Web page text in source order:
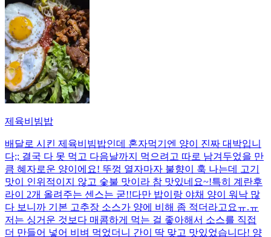
제육비빔밥
배달로 시킨 제육비빔밥인데 혼자먹기엔 양이 진짜 대박입니
다;; 결국 다 못 먹고 다음날까지 먹으려고 따로 남겨두었을 만
큼 혜자로운 양이에요! 뚜껑 열자마자 불향이 훅 나는데 고기
맛이 인위적이지 않고 숯불 맛이라 참 맛있네요~!특히 계란후
라이 2개 올려주는 센스는 굳!! ​다만 밥이랑 야채 양이 워낙 많
다 보니까 기본 고추장 소스가 양에 비해 좀 적더라고요ㅠ.ㅠ
저는 싱거운 것보다 매콤하게 먹는 걸 좋아해서 소스를 직접
더 만들어 넣어 비벼 먹었더니 간이 딱 맞고 맛있었습니다! 양